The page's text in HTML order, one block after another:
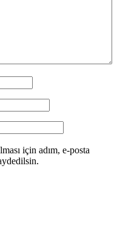
için adım, e-posta